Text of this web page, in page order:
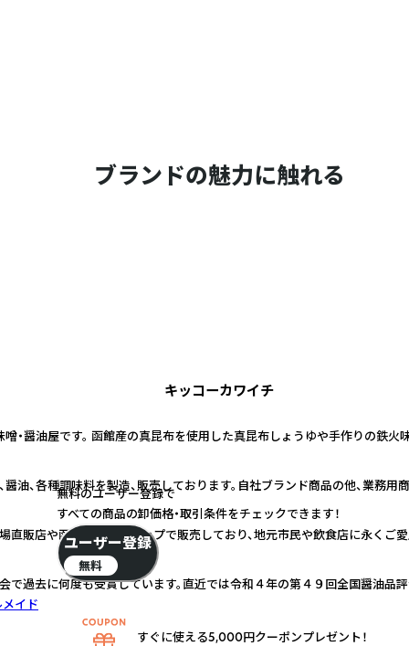
ブランドの魅力に触れる
キッコーカワイチ
・醤油屋です。 函館産の真昆布を使用した真昆布しょうゆや手作りの鉄火
油、各種調味料を製造、販売しております。自社ブランド商品の他、業務
販店や函館近郊のショップで販売しており、地元市民や飲食店に永くご
過去に何度も受賞しています。直近では令和４年の第４９回全国醤油品
イド
無料のユーザー登録で
すべての商品の卸価格・取引条件をチェックできます！
ユーザー登録
無料
すぐに使える5,000円クーポンプレゼント！